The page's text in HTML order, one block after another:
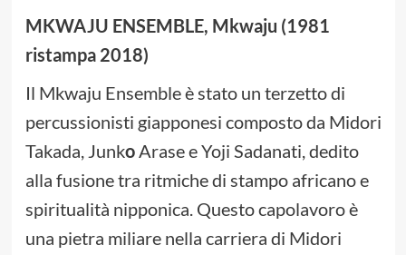
MKWAJU ENSEMBLE, Mkwaju (1981
ristampa 2018)
Il Mkwaju Ensemble è stato un terzetto di
percussionisti giapponesi composto da Midori
Takada, JunkoArase e Yoji Sadanati, dedito
alla fusione tra ritmiche di stampo africano e
spiritualità nipponica. Questo capolavoro è
una pietra miliare nella carriera di Midori